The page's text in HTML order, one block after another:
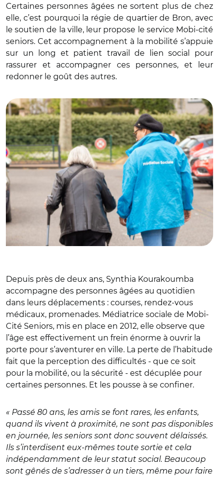
Certaines personnes âgées ne sortent plus de chez
elle, c’est pourquoi la régie de quartier de Bron, avec
le soutien de la ville, leur propose le service Mobi-cité
seniors. Cet accompagnement à la mobilité s’appuie
sur un long et patient travail de lien social pour
rassurer et accompagner ces personnes, et leur
redonner le goût des autres.
Depuis près de deux ans, Synthia Kourakoumba
accompagne des personnes âgées au quotidien
dans leurs déplacements : courses, rendez-vous
médicaux, promenades. Médiatrice sociale de Mobi-
Cité Seniors, mis en place en 2012, elle observe que
l’âge est effectivement un frein énorme à ouvrir la
porte pour s’aventurer en ville. La perte de l’habitude
fait que la perception des difficultés - que ce soit
pour la mobilité, ou la sécurité - est décuplée pour
certaines personnes. Et les pousse à se confiner.
« Passé 80 ans, les amis se font rares, les enfants,
quand ils vivent à proximité, ne sont pas disponibles
en journée, les seniors sont donc souvent délaissés.
Ils s’interdisent eux-mêmes toute sortie et cela
indépendamment de leur statut social. Beaucoup
sont gênés de s’adresser à un tiers, même pour faire